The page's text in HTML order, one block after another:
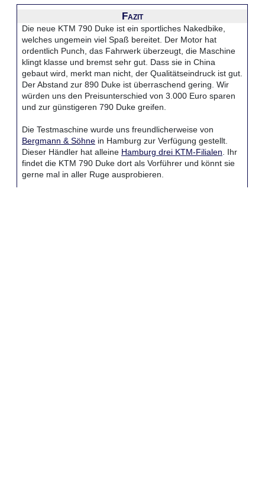
Fazit
Die neue KTM 790 Duke ist ein sportliches Nakedbike,
welches ungemein viel Spaß bereitet. Der Motor hat
ordentlich Punch, das Fahrwerk überzeugt, die Maschine
klingt klasse und bremst sehr gut. Dass sie in China
gebaut wird, merkt man nicht, der Qualitätseindruck ist gut.
Der Abstand zur 890 Duke ist überraschend gering. Wir
würden uns den Preisunterschied von 3.000 Euro sparen
und zur günstigeren 790 Duke greifen.
Die Testmaschine wurde uns freundlicherweise von
Bergmann & Söhne in Hamburg zur Verfügung gestellt.
Dieser Händler hat alleine Hamburg drei KTM-Filialen . Ihr
findet die KTM 790 Duke dort als Vorführer und könnt sie
gerne mal in aller Ruge ausprobieren.